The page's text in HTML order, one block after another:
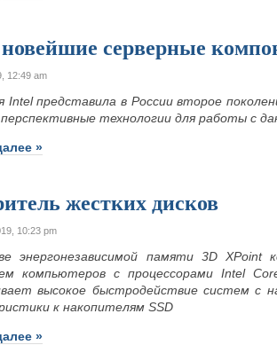
серверные
12:49 am
Intel представила в России второе
технологии для работы с
»
жестких дисков
10:23 pm
энергонезависимой памяти 3D XPoint
компьютеров с процессорами Intel
высокое быстродействие систем с
к накопителям SSD
»